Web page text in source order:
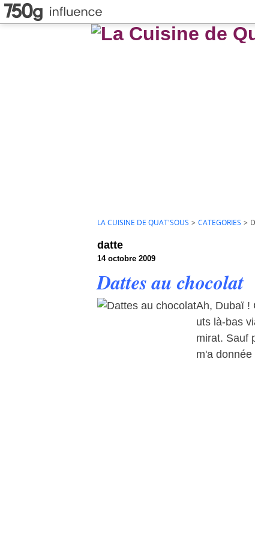
LA CUISINE DE QUAT'SOUS > CATEGORIES >
datte
14 octobre 2009
Dattes au chocolat
Ah, Dubaï !
uts là-bas
mirat. Sauf
m'a